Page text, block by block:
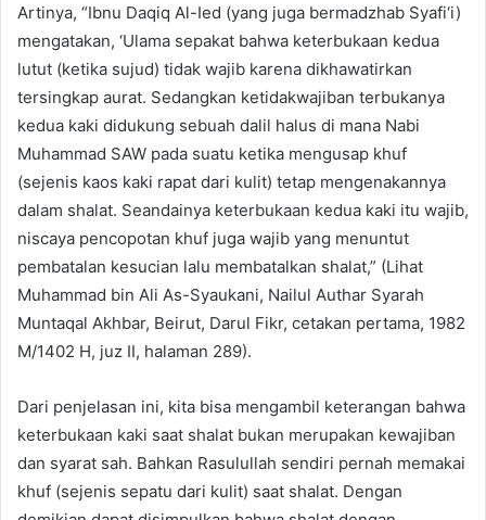
Artinya, “Ibnu Daqiq Al-Ied (yang juga bermadzhab Syafi‘i)
mengatakan, ‘Ulama sepakat bahwa keterbukaan kedua
lutut (ketika sujud) tidak wajib karena dikhawatirkan
tersingkap aurat. Sedangkan ketidakwajiban terbukanya
kedua kaki didukung sebuah dalil halus di mana Nabi
Muhammad SAW pada suatu ketika mengusap khuf
(sejenis kaos kaki rapat dari kulit) tetap mengenakannya
dalam shalat. Seandainya keterbukaan kedua kaki itu wajib,
niscaya pencopotan khuf juga wajib yang menuntut
pembatalan kesucian lalu membatalkan shalat,” (Lihat
Muhammad bin Ali As-Syaukani, Nailul Authar Syarah
Muntaqal Akhbar, Beirut, Darul Fikr, cetakan pertama, 1982
M/1402 H, juz II, halaman 289).
Dari penjelasan ini, kita bisa mengambil keterangan bahwa
keterbukaan kaki saat shalat bukan merupakan kewajiban
dan syarat sah. Bahkan Rasulullah sendiri pernah memakai
khuf (sejenis sepatu dari kulit) saat shalat. Dengan